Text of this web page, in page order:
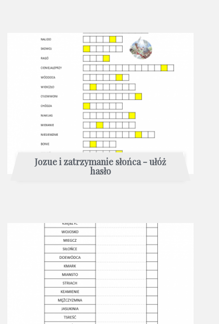
Jozue i zatrzymanie słońca - ułóż
hasło